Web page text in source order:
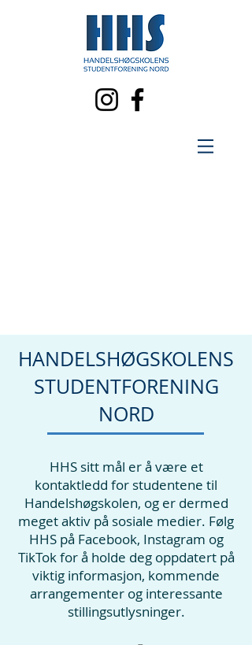
HANDELSHØGSKOLENS
STUDENTFORENING
NORD
HHS sitt mål er å være et
kontaktledd for studentene til
Handelshøgskolen, og er dermed
meget aktiv på sosiale medier. Følg
HHS på Facebook, Instagram og
TikTok for å holde deg oppdatert på
viktig informasjon, kommende
arrangementer og interessante
stillingsutlysninger.